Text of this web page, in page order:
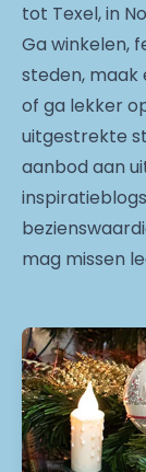
tot Texel, in
Ga winkelen,
steden, maak
of ga lekker
uitgestrekte
aanbod aan
mag missen